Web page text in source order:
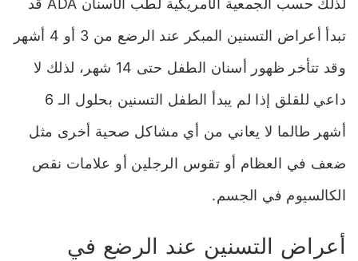
لذلك حسب الجمعية الأمريكية لطب الأسنان ADA قد
تبدأ أعراض التسنين المبكر
عند الرضع من 3 أو 4 أشهر
وقد تتأخر ظهور أسنان الطفل حتى 14 شهر، لذلك لا
داعي للقلق إذا لم يبدأ الطفل التسنين بحلول الـ 6
أشهر طالما لا يعاني من أي مشاكل صحية أخرى مثل
ضعف في العظام أو تقوس الرجلين أو علامات نقص
الكالسيوم في الجسم.
أعراض التسنين عند الرضع في